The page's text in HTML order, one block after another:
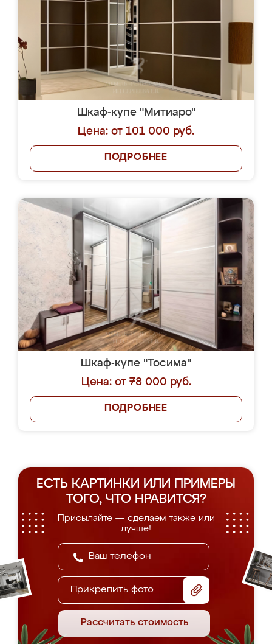
Шкаф-купе "Митиаро"
Цена: от 101 000 руб.
ПОДРОБНЕЕ
Шкаф-купе "Тосима"
Цена: от 78 000 руб.
ПОДРОБНЕЕ
ЕСТЬ КАРТИНКИ ИЛИ ПРИМЕРЫ
ТОГО, ЧТО НРАВИТСЯ?
Присылайте — сделаем также или
лучше!
Прикрепить фото
Рассчитать стоимость